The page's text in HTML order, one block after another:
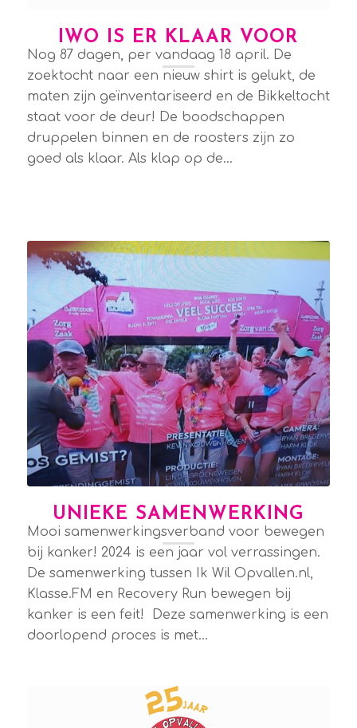
IWO IS ER KLAAR VOOR
Nog 87 dagen, per vandaag 18 april. De
zoektocht naar een nieuw shirt is gelukt, de
maten zijn geïnventariseerd en de Bikkeltocht
staat voor de deur! De boodschappen
druppelen binnen en de roosters zijn zo
goed als klaar. Als klap op de…
UNIEKE SAMENWERKING
Mooi samenwerkingsverband voor bewegen
bij kanker! 2024 is een jaar vol verrassingen.
De samenwerking tussen Ik Wil Opvallen.nl,
Klasse.FM en Recovery Run bewegen bij
kanker is een feit! Deze samenwerking is een
doorlopend proces is met…